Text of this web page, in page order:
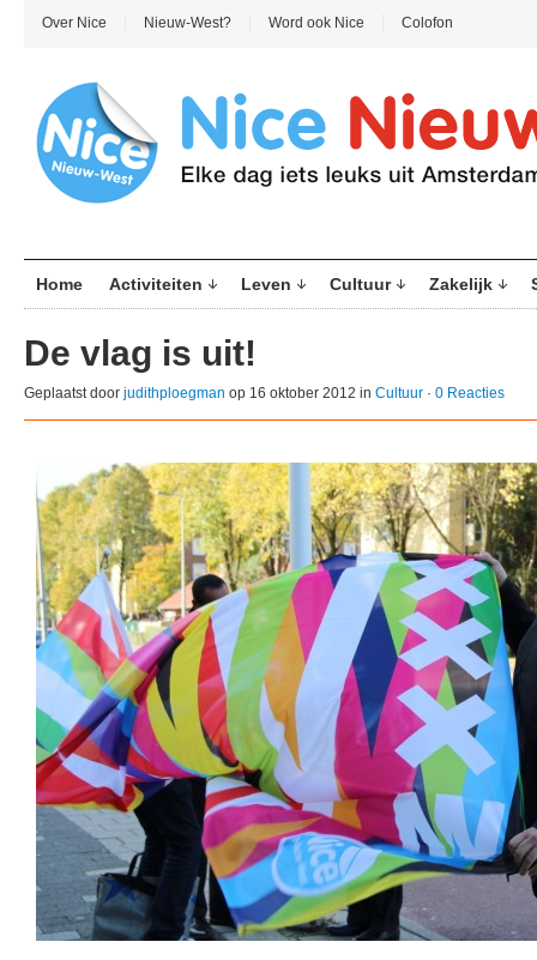
Over Nice Nieuw-West? Word ook Nice Colofon
Home Activiteiten Leven Cultuur Zakelijk
De vlag is uit!
Geplaatst door judithploegman op 16 oktober 2012 in Cultuur · 0 Reacties